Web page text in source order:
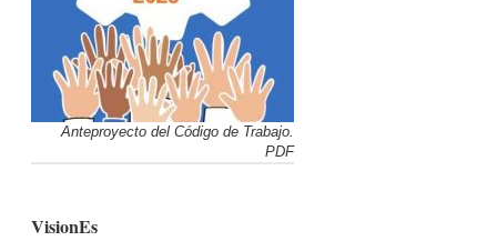
Anteproyecto del Código de Trabajo.
PDF
VisionEs